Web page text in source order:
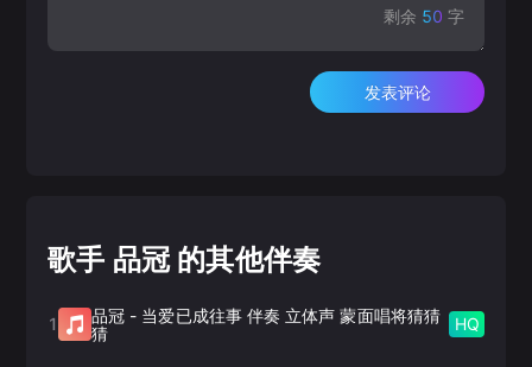
剩余 50 字
发表评论
歌手 品冠 的其他伴奏
1 品冠 - 当爱已成往事 伴奏 立体声 蒙面唱将猜猜
猜
HQ